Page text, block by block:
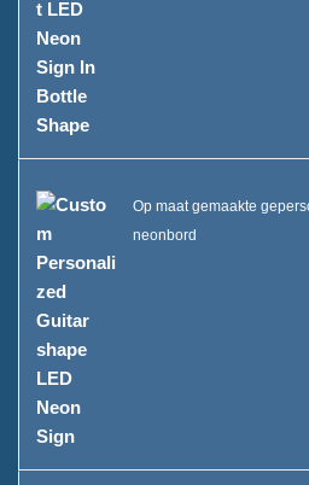
Ons team
Catalogus
Zaak
Case D X vorm resin display
Case C Rolling Ice Cooler
Kast B LED IJsemmer
Een display van een drankfles
Op maat gemaakte
neonbord